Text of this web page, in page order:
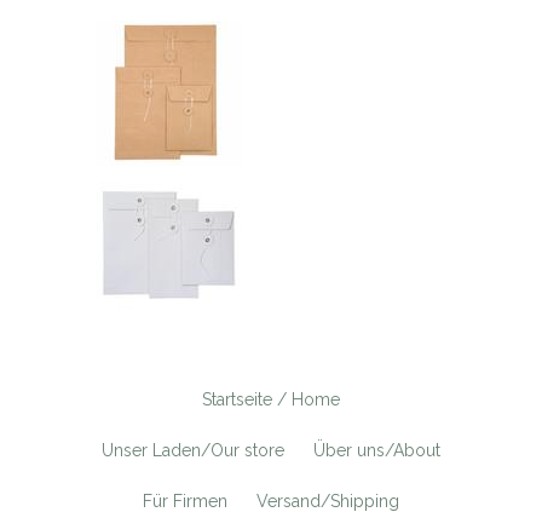
Startseite / Home
Unser Laden/Our store Über uns/About
Für Firmen Versand/Shipping